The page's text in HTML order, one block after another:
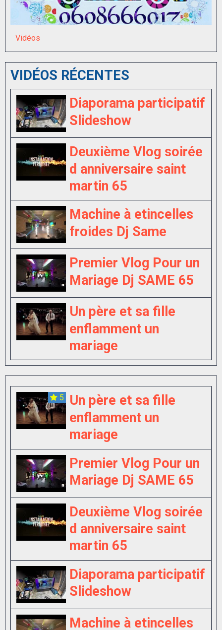
Vidéos
VIDÉOS RÉCENTES
Diaporama participatif
Slideshow
Deuxième Vlog soirée
d anniversaire saint
martin 65
Machine à etincelles
froides Dj Same
Premier Vlog Pour un
Mariage Dj SAME 65
Un père et sa fille
enflamment un
mariage
5
Un père et sa fille
enflamment un
mariage
Premier Vlog Pour un
Mariage Dj SAME 65
Deuxième Vlog soirée
d anniversaire saint
martin 65
Diaporama participatif
Slideshow
Machine à etincelles